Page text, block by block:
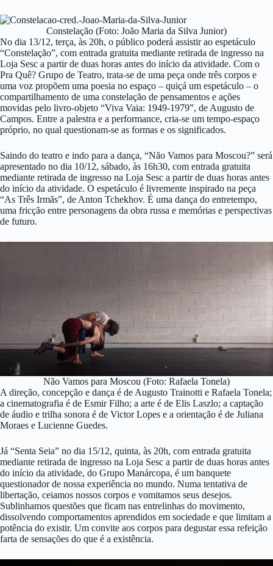
Constelação (Foto: João Maria da Silva Junior)
No dia 13/12, terça, às 20h, o público poderá assistir ao espetáculo
“Constelação”, com entrada gratuita mediante retirada de ingresso na
Loja Sesc a partir de duas horas antes do início da atividade. Com o
Pra Quê? Grupo de Teatro, trata-se de uma peça onde três corpos e
uma voz propõem uma poesia no espaço – quiçá um espetáculo – o
compartilhamento de uma constelação de pensamentos e ações
movidas pelo livro-objeto “Viva Vaia: 1949-1979”, de Augusto de
Campos. Entre a palestra e a performance, cria-se um tempo-espaço
próprio, no qual questionam-se as formas e os significados.
Saindo do teatro e indo para a dança, “Não Vamos para Moscou?” será
apresentado no dia 10/12, sábado, às 16h30, com entrada gratuita
mediante retirada de ingresso na Loja Sesc a partir de duas horas antes
do início da atividade. O espetáculo é livremente inspirado na peça
“As Três Irmãs”, de Anton Tchekhov. É uma dança do entretempo,
uma fricção entre personagens da obra russa e memórias e perspectivas
de futuro.
Não Vamos para Moscou (Foto: Rafaela Tonela)
A direção, concepção e dança é de Augusto Trainotti e Rafaela Tonela;
a cinematografia é de Esmir Filho; a arte é de Elis Laszlo; a captação
de áudio e trilha sonora é de Victor Lopes e a orientação é de Juliana
Moraes e Lucienne Guedes.
Já “Senta Seia” no dia 15/12, quinta, às 20h, com entrada gratuita
mediante retirada de ingresso na Loja Sesc a partir de duas horas antes
do início da atividade, do Grupo Manárcopa, é um banquete
questionador de nossa experiência no mundo. Numa tentativa de
libertação, ceiamos nossos corpos e vomitamos seus desejos.
Sublinhamos questões que ficam nas entrelinhas do movimento,
dissolvendo comportamentos aprendidos em sociedade e que limitam a
potência do existir. Um convite aos corpos para degustar essa refeição
farta de sensações do que é a existência.